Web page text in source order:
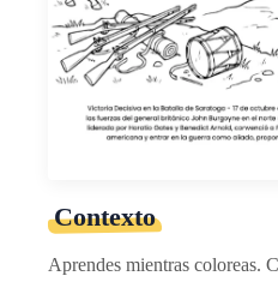
Contexto
Aprendes mientras coloreas.